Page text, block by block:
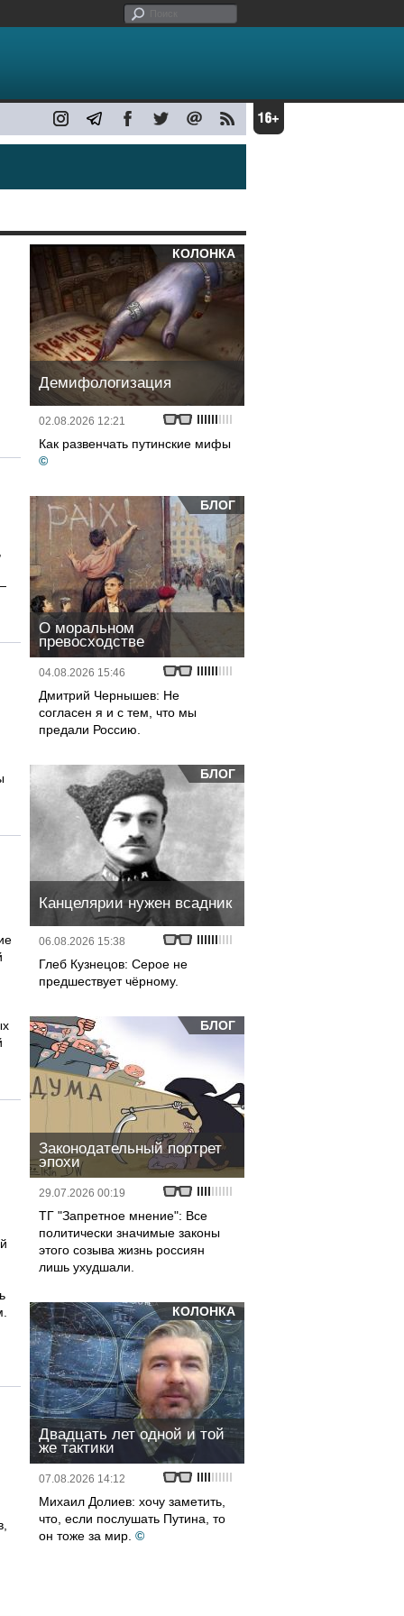
Главная/ ФОРУМ СВОБОДНОЙ РОССИИ
КОЛОНКА
Демифологизация
02.08.2026 12:21
Как развенчать путинские мифы
©
БЛОГ
О моральном
превосходстве
04.08.2026 15:46
Дмитрий Чернышев: Не
согласен я и с тем, что мы
предали Россию.
БЛОГ
Канцелярии нужен всадник
06.08.2026 15:38
Глеб Кузнецов: Серое не
предшествует чёрному.
БЛОГ
Законодательный портрет
эпохи
29.07.2026 00:19
ТГ "Запретное мнение": Все
политически значимые законы
этого созыва жизнь россиян
лишь ухудшали.
КОЛОНКА
Двадцать лет одной и той
же тактики
07.08.2026 14:12
Михаил Долиев: хочу заметить,
что, если послушать Путина, то
он тоже за мир. ©